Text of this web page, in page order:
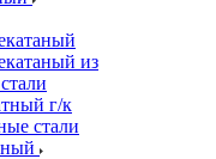
из
г/к
стали